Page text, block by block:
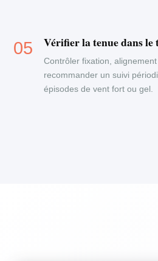
Vérifier la tenue dans le
Contrôler fixation,
recommander un suivi
épisodes de vent fort ou gel.